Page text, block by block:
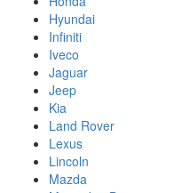
Hyundai
Infiniti
Iveco
Jaguar
Jeep
Kia
Land Rover
Lexus
Lincoln
Mazda